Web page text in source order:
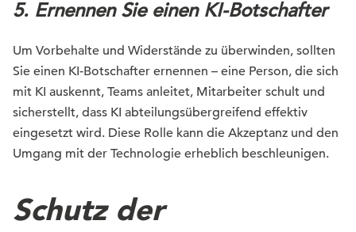
5. Ernennen Sie einen KI-Botschafter
Um Vorbehalte und Widerstände zu überwinden, sollten
Sie einen KI-Botschafter ernennen – eine Person, die sich
mit KI auskennt, Teams anleitet, Mitarbeiter schult und
sicherstellt, dass KI abteilungsübergreifend effektiv
eingesetzt wird. Diese Rolle kann die Akzeptanz und den
Umgang mit der Technologie erheblich beschleunigen.
Schutz der